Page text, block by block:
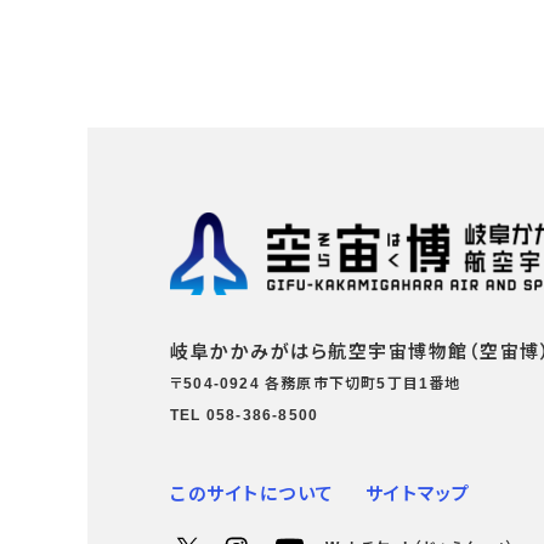
岐阜かかみがはら航空宇宙博物館（空宙博
〒504-0924 各務原市下切町5丁目1番地
TEL 058-386-8500
このサイトについて サイトマップ